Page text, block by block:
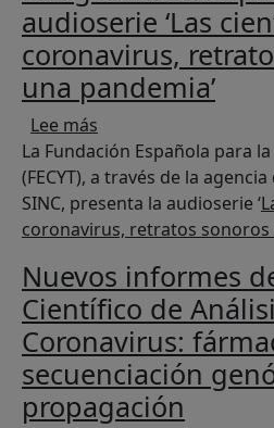
audioserie ‘Las
coronavirus,
una pandemia’
Lee más
La Fundación Española para
(FECYT), a través de la
SINC, presenta la audioserie ‘
coronavirus, retratos sonoros
Nuevos informes
Científico de
Coronavirus:
secuenciación
propagación